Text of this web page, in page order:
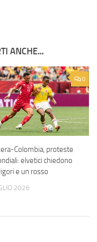
ANCHE...
0
Colombia, proteste
elvetici chiedono
e un rosso
2026